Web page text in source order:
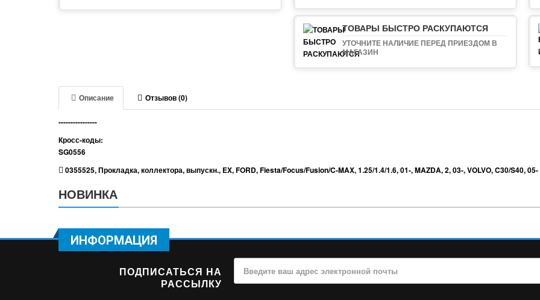
ТОВАРЫ БЫСТРО РАСКУПАЮТСЯ
УТОЧНИТЕ НАЛИЧИЕ ПЕРЕД ПРИЕЗДОМ В
МАГАЗИН
Описание Отзывов (0)
----------------
Кросс-коды:
SG0556
0355525,Прокладка,коллектора,выпускн., EX,FORD,Fiesta/Focus/Fusion/C-MAX,1.25/1.4/1.6,01-,MAZDA,2,03-,VOLVO,C30/S40,05-
НОВИНКА
ИНФОРМАЦИЯ
ПОДПИСАТЬСЯ НА
РАССЫЛКУ